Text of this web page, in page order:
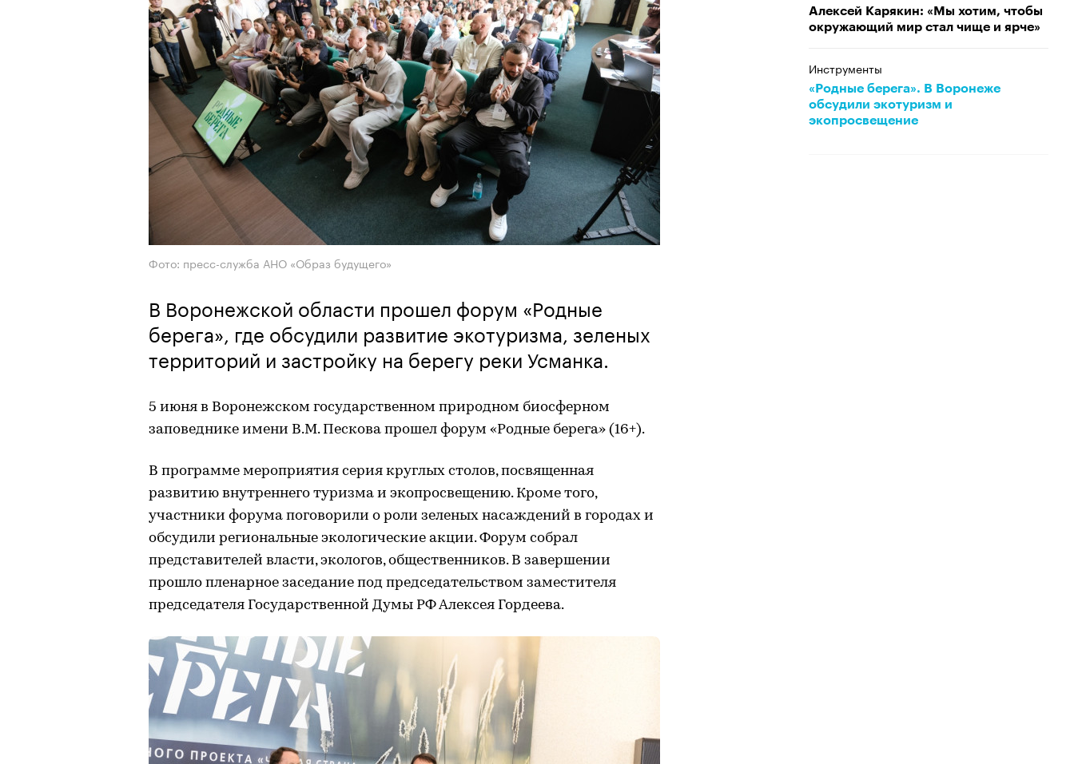
Фото: пресс-служба АНО «Образ будущего»
В Воронежской области прошел форум «Родные
берега», где обсудили развитие экотуризма, зеленых
территорий и застройку на берегу реки Усманка.
5 июня в Воронежском государственном природном биосферном
заповеднике имени В.М. Пескова прошел форум «Родные берега» (16+).
В программе мероприятия серия круглых столов, посвященная
развитию внутреннего туризма и экопросвещению. Кроме того,
участники форума поговорили о роли зеленых насаждений в городах и
обсудили региональные экологические акции. Форум собрал
представителей власти, экологов, общественников. В завершении
прошло пленарное заседание под председательством заместителя
председателя Государственной Думы РФ Алексея Гордеева.
Алексей Карякин: «Мы хотим, чтобы
окружающий мир стал чище и ярче»
Инструменты
«Родные берега». В Воронеже
обсудили экотуризм и
экопросвещение